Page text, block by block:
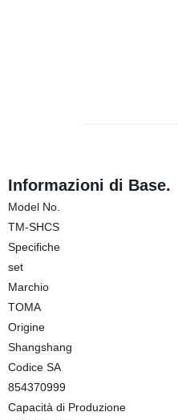
Informazioni di Base.
Model No.
TM-SHCS
Specifiche
set
Marchio
TOMA
Origine
Shangshang
Codice SA
854370999
Capacità di Produzione